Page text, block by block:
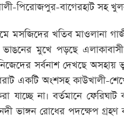
পিরোজপুর-বাগেরহাট সহ
মসজিদের খতিব মাওলানা
মুখে পড়ছে এলাকাবাসী।
সর্বনাশ দেখছে অসহায়
একটি অংশসহ কাউখালী-
না। বর্তমানে
ভাঙ্গন রোধের পদক্ষেপ গ্রহণ